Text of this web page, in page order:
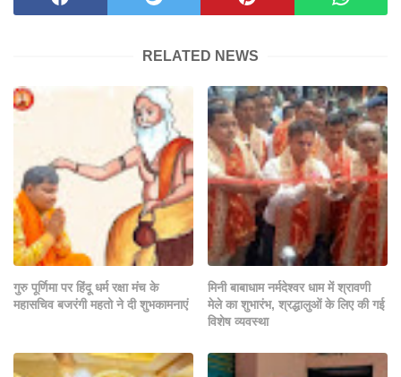
RELATED NEWS
गुरु पूर्णिमा पर हिंदू धर्म रक्षा मंच के
महासचिव बजरंगी महतो ने दी शुभकामनाएं
मिनी बाबाधाम नर्मदेश्वर धाम में श्रावणी
मेले का शुभारंभ, श्रद्धालुओं के लिए की गई
विशेष व्यवस्था